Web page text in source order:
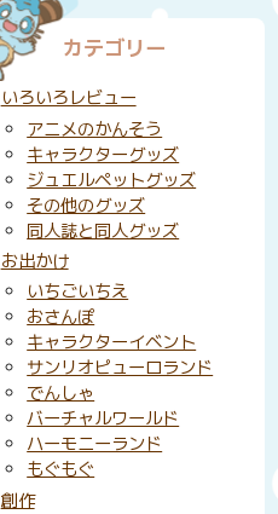
カテゴリー
いろいろレビュー
アニメのかんそう
キャラクターグッズ
ジュエルペットグッズ
その他のグッズ
同人誌と同人グッズ
お出かけ
いちごいちえ
おさんぽ
キャラクターイベント
サンリオピューロランド
でんしゃ
バーチャルワールド
ハーモニーランド
もぐもぐ
創作